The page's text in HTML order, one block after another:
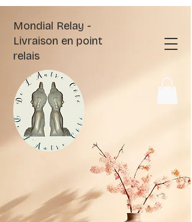
Mondial Relay -
Livraison en point
relais